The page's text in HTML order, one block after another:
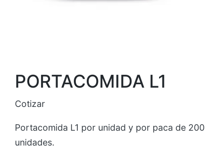
PORTACOMIDA L1
Cotizar
Portacomida L1 por unidad y por paca de 200
unidades.